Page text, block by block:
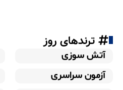
ترندهای روز
آتش سوزی
آزمون سراسری